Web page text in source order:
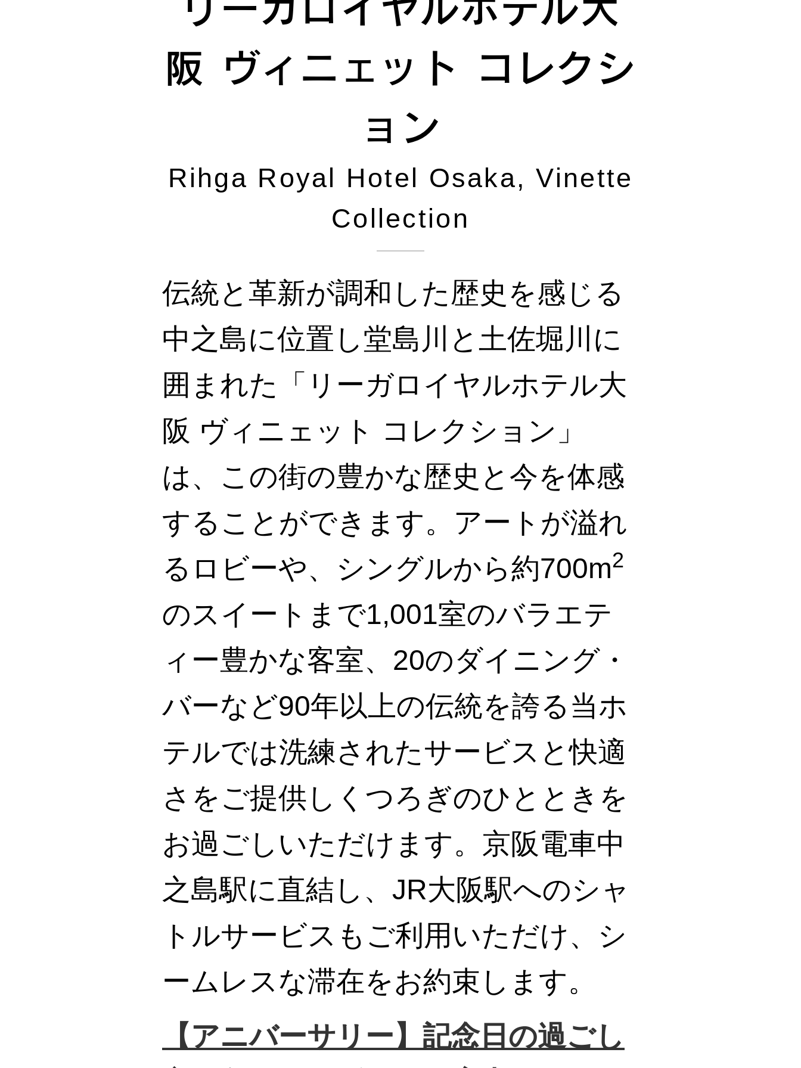
リーガロイヤルホテル大
阪 ヴィニェット コレクシ
ョン
Rihga Royal Hotel Osaka, Vinette
Collection
伝統と革新が調和した歴史を感じる
中之島に位置し堂島川と土佐堀川に
囲まれた「リーガロイヤルホテル大
阪 ヴィニェット コレクション」
は、この街の豊かな歴史と今を体感
することができます。アートが溢れ
るロビーや、シングルから約700m2
のスイートまで1,001室のバラエテ
ィー豊かな客室、20のダイニング・
バーなど90年以上の伝統を誇る当ホ
テルでは洗練されたサービスと快適
さをご提供しくつろぎのひとときを
お過ごしいただけます。京阪電車中
之島駅に直結し、JR大阪駅へのシャ
トルサービスもご利用いただけ、シ
ームレスな滞在をお約束します。
【アニバーサリー】記念日の過ごし